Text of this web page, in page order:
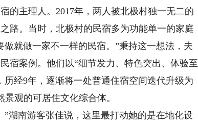
主理人。2017年，两人被北极村独一无二的
路。当时，北极村的民宿多为功能单一的家庭
就做一家不一样的民宿。”秉持这一想法，夫
宿案例。他们以“细节发力、特色突出、体验至
经9年，逐渐将一处普通住宿空间迭代升级为
观的可居住文化综合体。
南游客张佳说，这里最打动她的是在地化设